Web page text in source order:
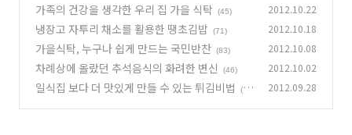
가족의 건강을 생각한 우리 집 가을 식탁
(45) 2012.10.22
냉장고 자투리 채소를 활용한 땡초김밥 (71) 2012.10.18
가을식탁, 누구나 쉽게 만드는 국민반찬 (83) 2012.10.08
차례상에 올랐던 추석음식의 화려한 변신 (46) 2012.10.02
일식집 보다 더 맛있게 만들 수 있는 튀김비법
(5
2012.09.28